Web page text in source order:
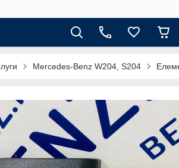
Mercedes-Benz W204, S204